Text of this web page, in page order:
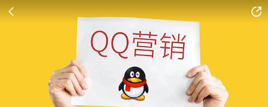
 